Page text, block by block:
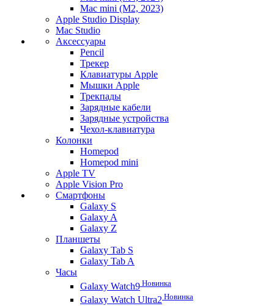
Mac mini (M2, 2023)
Apple Studio Display
Mac Studio
Аксессуары
Pencil
Трекер
Клавиатуры Apple
Мышки Apple
Трекпады
Зарядные кабели
Зарядные устройства
Чехол-клавиатура
Колонки
Homepod
Homepod mini
Apple TV
Apple Vision Pro
Смартфоны
Galaxy S
Galaxy A
Galaxy Z
Планшеты
Galaxy Tab S
Galaxy Tab A
Часы
Galaxy Watch9 Новинка
Galaxy Watch Ultra2 Новинка